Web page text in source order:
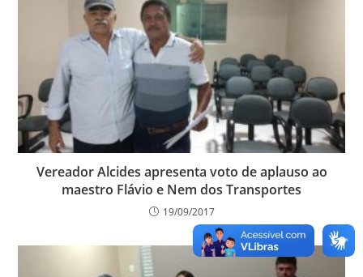
Vereador Alcides apresenta voto de aplauso ao
maestro Flávio e Nem dos Transportes
19/09/2017